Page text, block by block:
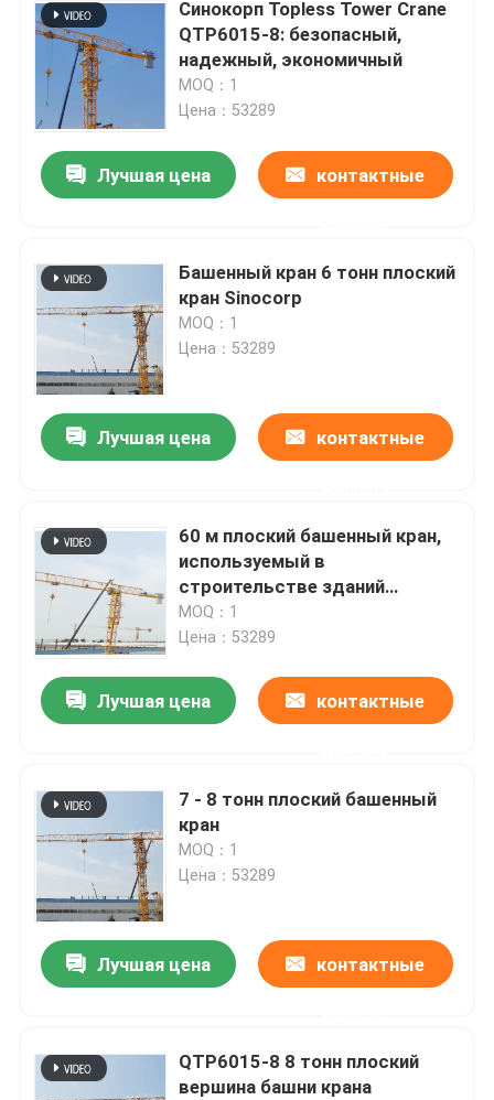
10-тонный башенный кран
5-тонный башенный кран
Синокорп Topless Tower Crane
QTP6015-8: безопасный,
надежный, экономичный
MOQ：1
Цена：53289
Лучшая цена контактные
Башенный кран 6 тонн плоский
кран Sinocorp
MOQ：1
Цена：53289
Лучшая цена контактные
60 м плоский башенный кран,
используемый в
строительстве зданий
QTP7030-12/16
MOQ：1
Цена：53289
Лучшая цена контактные
7 - 8 тонн плоский башенный
кран
MOQ：1
Цена：53289
Лучшая цена контактные
QTP6015-8 8 тонн плоский
вершина башни крана